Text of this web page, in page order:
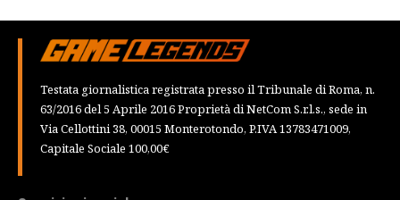
Testata giornalistica registrata presso il Tribunale di Roma, n.
63/2016 del 5 Aprile 2016 Proprietà di NetCom S.r.l.s., sede in
Via Cellottini 38, 00015 Monterotondo, P.IVA 13783471009,
Capitale Sociale 100,00€